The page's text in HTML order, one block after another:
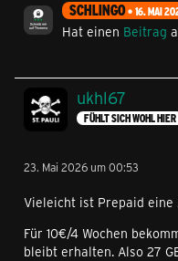
SCHLINGO 16. MAI
Hat einen Beitrag
ukhl67
FÜHLT SICH WOHL HIER
23. Mai 2026 um 00:53
Vieleicht ist Prepaid eine
Für 10€/4 Wochen
bleibt erhalten. Also 27